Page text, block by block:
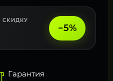
−5%
Гарантия